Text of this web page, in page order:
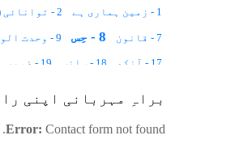
1 - زمین ہماری ہے 2 - توانائی (Energy)
7 - قانون 8 - حِس 9 - وحدت الوجود – وحدت الشہود
17 - آنکھ 18 - سانس 19 - ضمیر
35 - قرار مکین
36 - انسان ، فرشتہ اور جنات
براہِ مہربانی اپنی
Error: Contact form not found.